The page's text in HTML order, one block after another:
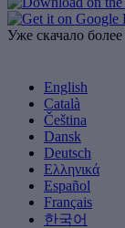
Уже скачало более
English
Català
Čeština
Dansk
Deutsch
Ελληνικά
Español
Français
한국어